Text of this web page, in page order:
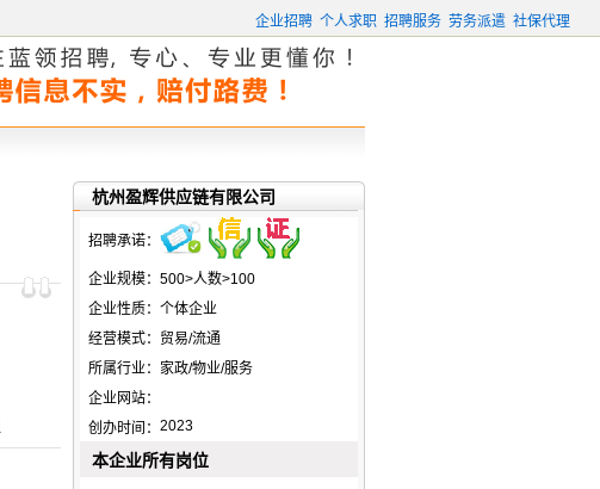
企业招聘 个人求职 招聘服务 劳务派遣 社保代理
杭州盈辉供应链有限公司
招聘承诺：
企业规模： 500>人数>100
企业性质： 个体企业
经营模式： 贸易/流通
所属行业： 家政/物业/服务
企业网站：
创办时间： 2023
本企业所有岗位